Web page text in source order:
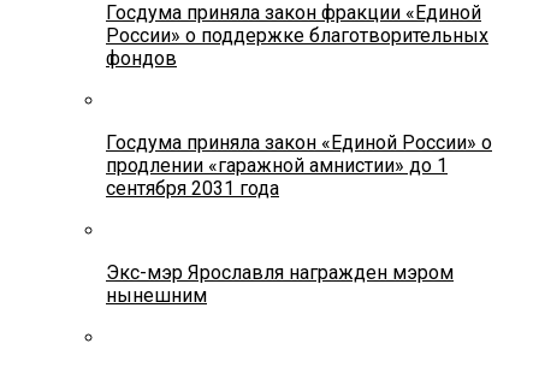
Госдума приняла закон фракции «Единой
России» о поддержке благотворительных
фондов
Госдума приняла закон «Единой России» о
продлении «гаражной амнистии» до 1
сентября 2031 года
Экс-мэр Ярославля награжден мэром
нынешним